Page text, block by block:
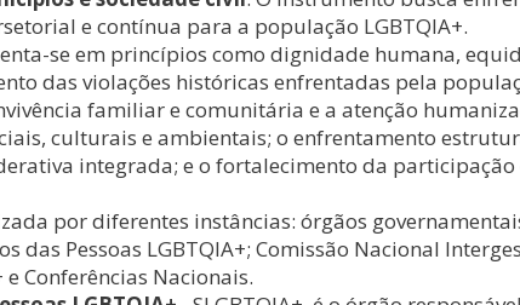
e contínua para a população LGBTQIA+.
se em princípios como dignidade humana,
das violações históricas enfrentadas pela
familiar e comunitária e a atenção
culturais e ambientais; o enfrentamento
integrada; e o fortalecimento da
por diferentes instâncias: órgãos
Pessoas LGBTQIA+; Comissão Nacional
Conferências Nacionais.